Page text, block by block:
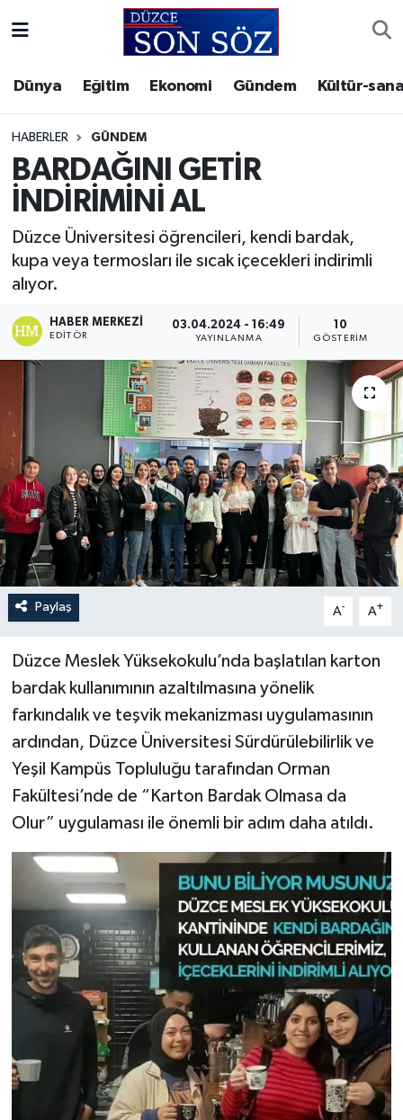
Dünya Eğitim Ekonomi Gündem Kültür-
HABERLER GÜNDEM
BARDAĞINI GETİR
İNDİRİMİNİ AL
Düzce Üniversitesi öğrencileri, kendi bardak,
kupa veya termosları ile sıcak içecekleri indirimli
alıyor.
HABER MERKEZI
EDITÖR
03.04.2024 - 16:49
YAYINLANMA
10
GÖSTERIM
Paylaş A- A+
Düzce Meslek Yüksekokulu’nda başlatılan karton
bardak kullanımının azaltılmasına yönelik
farkındalık ve teşvik mekanizması uygulamasının
ardından, Düzce Üniversitesi Sürdürülebilirlik ve
Yeşil Kampüs Topluluğu tarafından Orman
Fakültesi’nde de “Karton Bardak Olmasa da
Olur” uygulaması ile önemli bir adım daha atıldı.
Gizlilik Sözleşmesi
İletişim
Künye
Video Galeri
Akçakoca Hava Durumu
Akçakoca Trafik Yoğunluk Haritası
Süper Lig Puan Durumu ve Fikstür
Tüm Manşetler
Haber Arşivi